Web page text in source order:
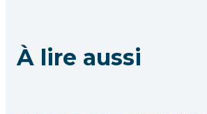
À lire aussi